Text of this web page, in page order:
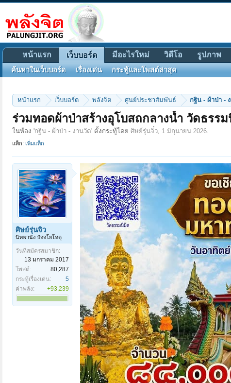
หน้าแรก เว็บบอร์ด พลังจิต ศูนย์ประชาสัมพันธ์ กฐิน - ผ้าป่า -
ร่วมทอดผ้าป่าสร้างอุโบสถกลางนํ้า วัดธรร
ในห้อง 'กฐิน - ผ้าป่า - งานวัด' ตั้งกระทู้โดย ศิษย์รุ่นจิ๋ว, 1 มิถุนายน 2026.
แท็ก: เพิ่มแท็ก
ศิษย์รุ่นจิ๋ว
นิพพานัง ปัจจโยโหตุ
วันที่สมัครสมาชิก:
13 มกราคม 2017
โพสต์:
80,287
กระทู้เรื่องเด่น:
5
ค่าพลัง:
+93,239
หน้าแรก เว็บบอร์ด
ค้นหาในเว็บบอร์ด เรื่องเด่น กระทู้และโพสต์ล่าสุด
มีอะไรใหม่ วิดีโอ รูปภาพ